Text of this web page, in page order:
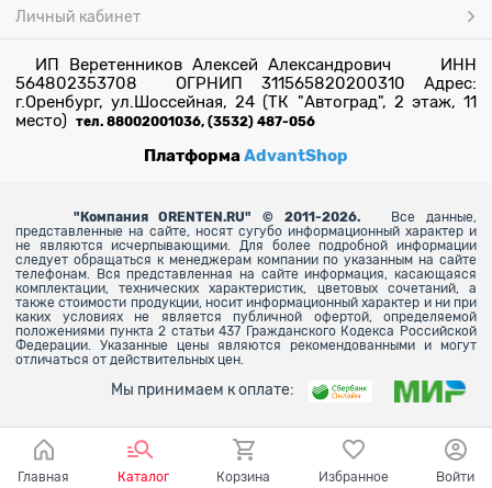
Личный кабинет
ИП Веретенников Алексей Александрович ИНН
564802353708 ОГРНИП 311565820200310 Адрес:
г.Оренбург, ул.Шоссейная, 24 (ТК "Автоград", 2 этаж, 11
место) тел. 88002001036, (3532) 487-056
ПлатформаAdvantShop
" Компания ORENTEN.RU" © 2011-2026.
Все данные,
представленные на сайте, носят сугубо информационный характер и
не являются исчерпывающими. Для более подробной информации
следует обращаться к менеджерам компании по указанным на сайте
телефонам. Вся представленная на сайте информация, касающаяся
комплектации, технических характеристик, цветовых сочетаний, а
также стоимости продукции, носит информационный характер и ни при
каких условиях не является публичной офертой, определяемой
положениями пункта 2 статьи 437 Гражданского Кодекса Российской
Федерации. Указанные цены являются рекомендованными и могут
отличаться от действительных цен.
Мы принимаем к оплате:
Главная Каталог Корзина Избранное Войти